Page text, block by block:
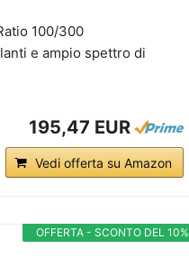
100/300
e ampio spettro di
195,47 EUR
Vedi offerta su Amazon
OFFERTA - SCONTO DEL 10%